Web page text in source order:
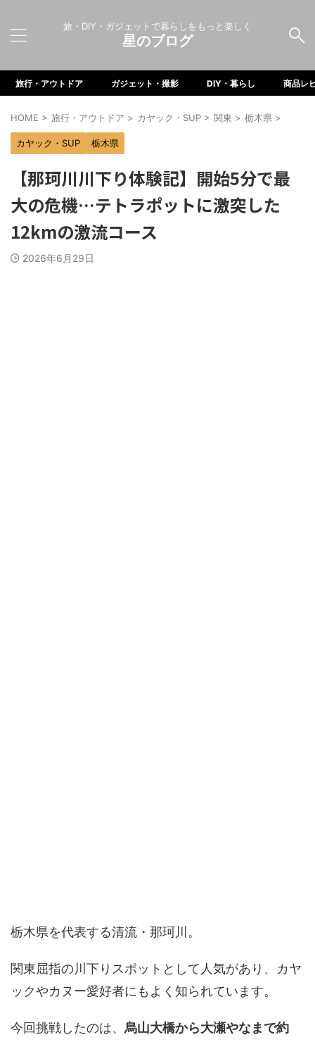
旅・DIY・ガジェットで暮らしをもっと楽しく
星のブログ
旅行・アウトドア ガジェット・撮影 DIY・暮らし 商品レ
HOME > 旅行・アウトドア > カヤック・SUP > 関東 > 栃木県 >
カヤック・SUP 栃木県
【那珂川川下り体験記】開始5分で最
大の危機…テトラポットに激突した
12kmの激流コース
2026年6月29日
栃木県を代表する清流・那珂川。
関東屈指の川下りスポットとして人気があり、カヤ
ックやカヌー愛好者にもよく知られています。
今回挑戦したのは、 烏山大橋から大瀬やなまで約